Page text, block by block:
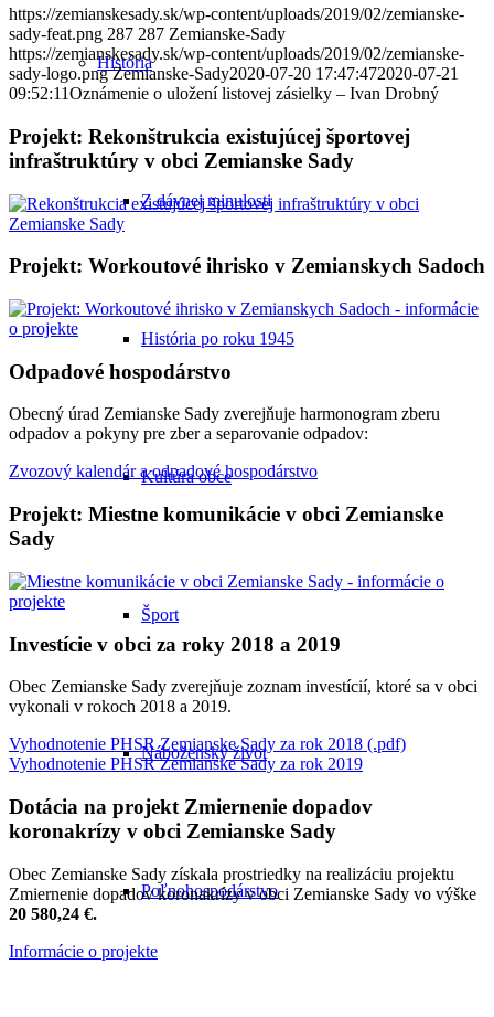
História
Z dávnej minulosti
História po roku 1945
Kultúra obce
Šport
Náboženský život
Poľnohospodárstvo
https://zemianskesady.sk/wp-content/uploads/2019/02/zemianske-
sady-feat.png 287 287 Zemianske-Sady
https://zemianskesady.sk/wp-content/uploads/2019/02/zemianske-
sady-logo.png Zemianske-Sady2020-07-20 17:47:472020-07-21
09:52:11Oznámenie o uložení listovej zásielky – Ivan Drobný
Projekt: Rekonštrukcia existujúcej športovej
infraštruktúry v obci Zemianske Sady
Projekt: Workoutové ihrisko v Zemianskych Sadoch
Odpadové hospodárstvo
Obecný úrad Zemianske Sady zverejňuje harmonogram zberu
odpadov a pokyny pre zber a separovanie odpadov:
Zvozový kalendár a odpadové hospodárstvo
Projekt: Miestne komunikácie v obci Zemianske
Sady
Investície v obci za roky 2018 a 2019
Obec Zemianske Sady zverejňuje zoznam investícií, ktoré sa v obci
vykonali v rokoch 2018 a 2019.
Vyhodnotenie PHSR Zemianske Sady za rok 2018 (.pdf)
Vyhodnotenie PHSR Zemianske Sady za rok 2019
Dotácia na projekt Zmiernenie dopadov
koronakrízy v obci Zemianske Sady
Obec Zemianske Sady získala prostriedky na realizáciu projektu
Zmiernenie dopadov koronakrízy v obci Zemianske Sady vo výške
20 580,24 €.
Informácie o projekte